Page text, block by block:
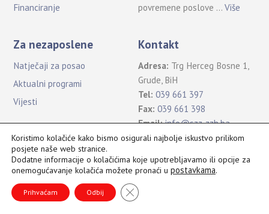
Financiranje
povremene poslove …Više
Za nezaposlene
Natječaji za posao
Aktualni programi
Vijesti
Kontakt
Adresa: Trg Herceg Bosne 1,
Grude, BiH
Tel: 039 661 397
Fax: 039 661 398
Email: info@szz-zzh.ba
Sva prava pridržana Služba za zapošljavanje ŽZH ©2021
Koristimo kolačiće kako bismo osigurali najbolje iskustvo prilikom
posjete naše web stranice.
Dodatne informacije o kolačićima koje upotrebljavamo ili opcije za
onemogućavanje kolačića možete pronaći u postavkama.
Prihvaćam Odbij CLOSE GDPR COOKIE BANNER